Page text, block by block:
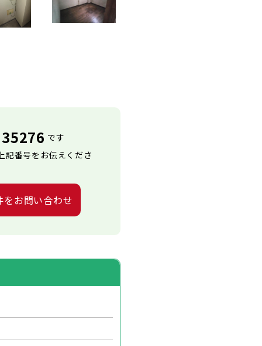
35276 です
記番号をお伝えくださ
をお問い合わせ